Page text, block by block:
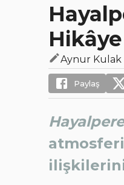
Hikâye
Aynur Kulak
Paylaş